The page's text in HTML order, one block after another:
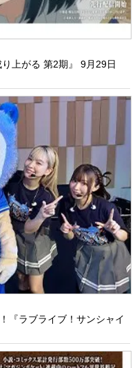
上がる 第2期』 9月29日
『ラブライブ！サンシャイ